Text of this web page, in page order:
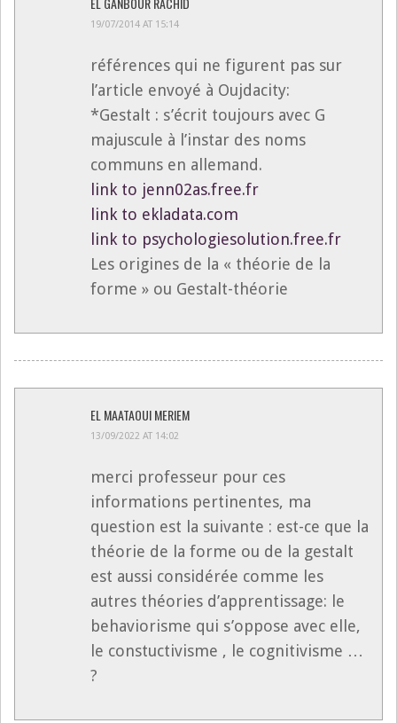
19/07/2014 AT 15:14
références qui ne figurent pas sur
l’article envoyé à Oujdacity:
*Gestalt : s’écrit toujours avec G
majuscule à l’instar des noms
communs en allemand.
link to jenn02as.free.fr
link to ekladata.com
link to psychologiesolution.free.fr
Les origines de la « théorie de la
forme » ou Gestalt-théorie
EL MAATAOUI MERIEM
13/09/2022 AT 14:02
merci professeur pour ces
informations pertinentes, ma
question est la suivante : est-ce que la
théorie de la forme ou de la gestalt
est aussi considérée comme les
autres théories d’apprentissage: le
behaviorisme qui s’oppose avec elle,
le constuctivisme , le cognitivisme …
?